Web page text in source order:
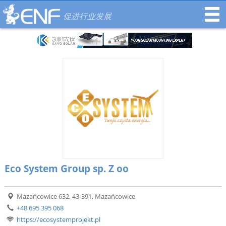
促进行业发展
Eco System Group sp. Z oo
Mazańcowice 632, 43-391, Mazańcowice
+48 695 395 068
https://ecosystemprojekt.pl